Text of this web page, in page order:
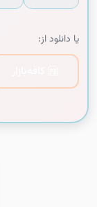
یا دانلود از: